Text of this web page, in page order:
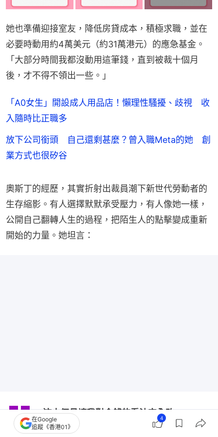
她也準備迎接室友，降低房貸成本，積極求職，並在
必要時動用約4萬美元（約31萬港元）的應急基金。
「大部分時間我都沒動用這筆錢，直到被裁十個月
後，才不得不領出一些。」
「A0女生」開設成人用品店！懶理性騷擾、歧視 收
入隨時比正職多
放下公司銜頭 自己還剩甚麼？曾入職Meta的她 創
業方式也很矽谷
奧斯丁的經歷，其實折射出裁員潮下新世代勞動者的
生存縮影。有人選擇默默承受壓力，有人像她一樣，
公開自己翻轉人生的過程，把陌生人的點擊變成重新
開始的力量。她坦言：
這十個月讓我對金錢的看法完全改
變，每個月都能按時支付帳單，從
在Google
追蹤《香港01》
4